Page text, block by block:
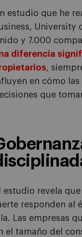
estudio que he
University
y 7.000
diferencia
,
en cómo
que
estudio revela
responden al
Las empresas
el tamaño del